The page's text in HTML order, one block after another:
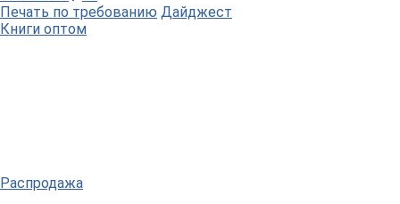
Печать по требованию Дайджест
Книги оптом
Распродажа